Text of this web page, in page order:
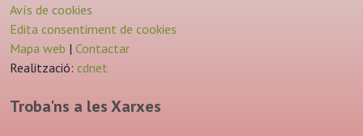
Avís de cookies
Edita consentiment de cookies
Mapa web | Contactar
Realització: cdnet
Troba'ns a les Xarxes